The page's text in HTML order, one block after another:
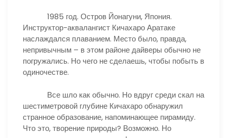
1985 год. Остров Йонагуни, Япония.
Инструктор-аквалангист Кичахаро Аратаке
наслаждался плаванием. Место было, правда,
непривычным – в этом районе дайверы обычно не
погружались. Но чего не сделаешь, чтобы побыть в
одиночестве.
Все шло как обычно. Но вдруг среди скал на
шестиметровой глубине Кичахаро обнаружил
странное образование, напоминающее пирамиду.
Что это, творение природы? Возможно. Но